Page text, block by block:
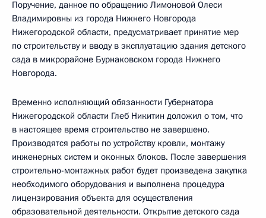
Поручение, данное по обращению Лимоновой Олеси
Владимировны из города Нижнего Новгорода
Нижегородской области, предусматривает принятие мер
по строительству и вводу в эксплуатацию здания детского
сада в микрорайоне Бурнаковском города Нижнего
Новгорода.
Временно исполняющий обязанности Губернатора
Нижегородской области Глеб Никитин доложил о том, что
в настоящее время строительство не завершено.
Производятся работы по устройству кровли, монтажу
инженерных систем и оконных блоков. После завершения
строительно-монтажных работ будет произведена закупка
необходимого оборудования и выполнена процедура
лицензирования объекта для осуществления
образовательной деятельности. Открытие детского сада